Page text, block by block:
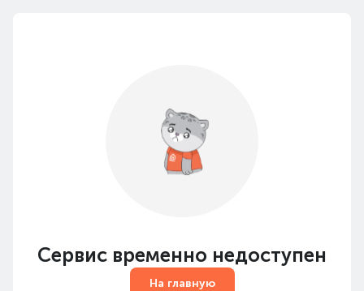
Сервис временно недоступен
На главную